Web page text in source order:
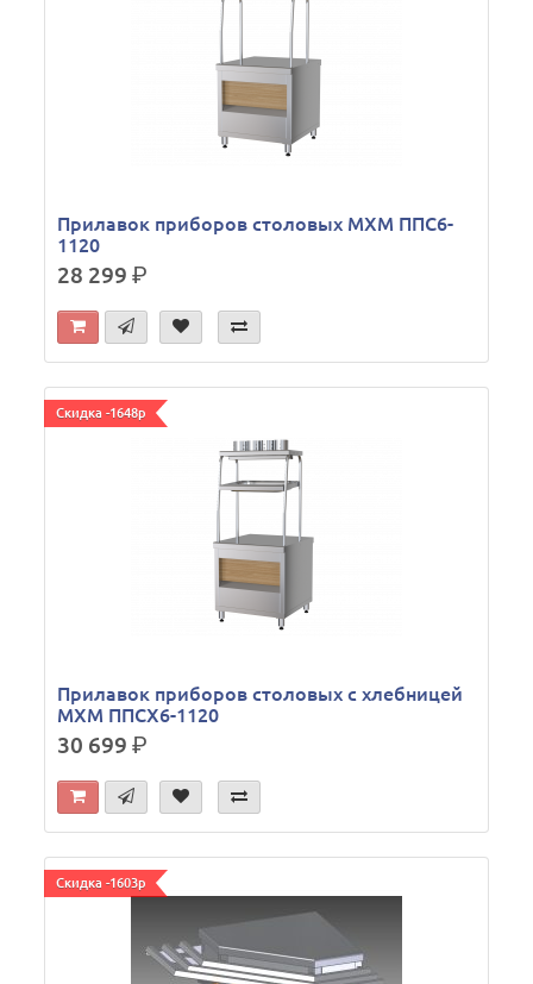
Прилавок приборов столовых МХМ ППС6-
1120
28 299р.
Скидка -1648р
Прилавок приборов столовых с хлебницей
МХМ ППСХ6-1120
30 699р.
Скидка -1603р